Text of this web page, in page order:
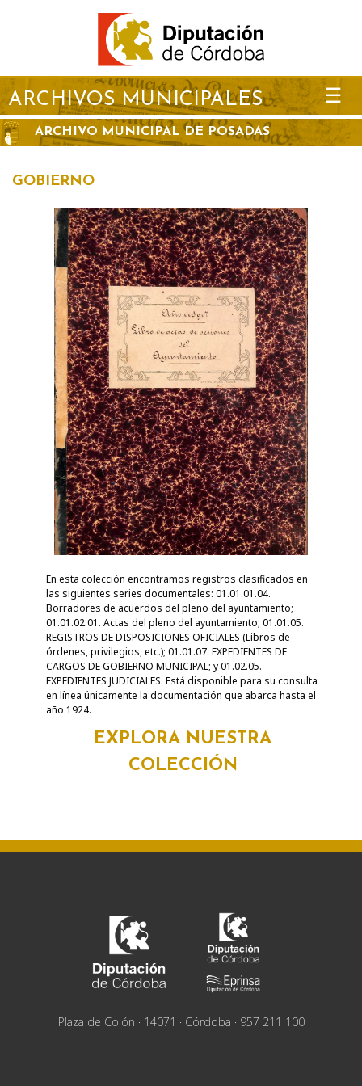
ARCHIVOS MUNICIPALES ☰
ARCHIVO MUNICIPAL DE POSADAS
GOBIERNO
En esta colección encontramos registros clasificados en
las siguientes series documentales: 01.01.01.04.
Borradores de acuerdos del pleno del ayuntamiento;
01.01.02.01. Actas del pleno del ayuntamiento; 01.01.05.
REGISTROS DE DISPOSICIONES OFICIALES (Libros de
órdenes, privilegios, etc.); 01.01.07. EXPEDIENTES DE
CARGOS DE GOBIERNO MUNICIPAL; y 01.02.05.
EXPEDIENTES JUDICIALES. Está disponible para su consulta
en línea únicamente la documentación que abarca hasta el
año 1924.
EXPLORA NUESTRA
COLECCIÓN
Plaza de Colón · 14071 · Córdoba · 957 211 100